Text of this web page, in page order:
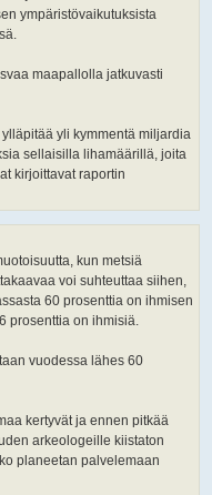
ympäristövaikutuksista
maapallolla jatkuvasti
yli kymmentä miljardia
sellaisilla lihamäärillä, joita
kirjoittavat raportin
kun metsiä
voi suhteuttaa siihen,
60 prosenttia on ihmisen
prosenttia on ihmisiä.
vuodessa lähes 60
kertyvät ja ennen pitkää
arkeologeille kiistaton
planeetan palvelemaan